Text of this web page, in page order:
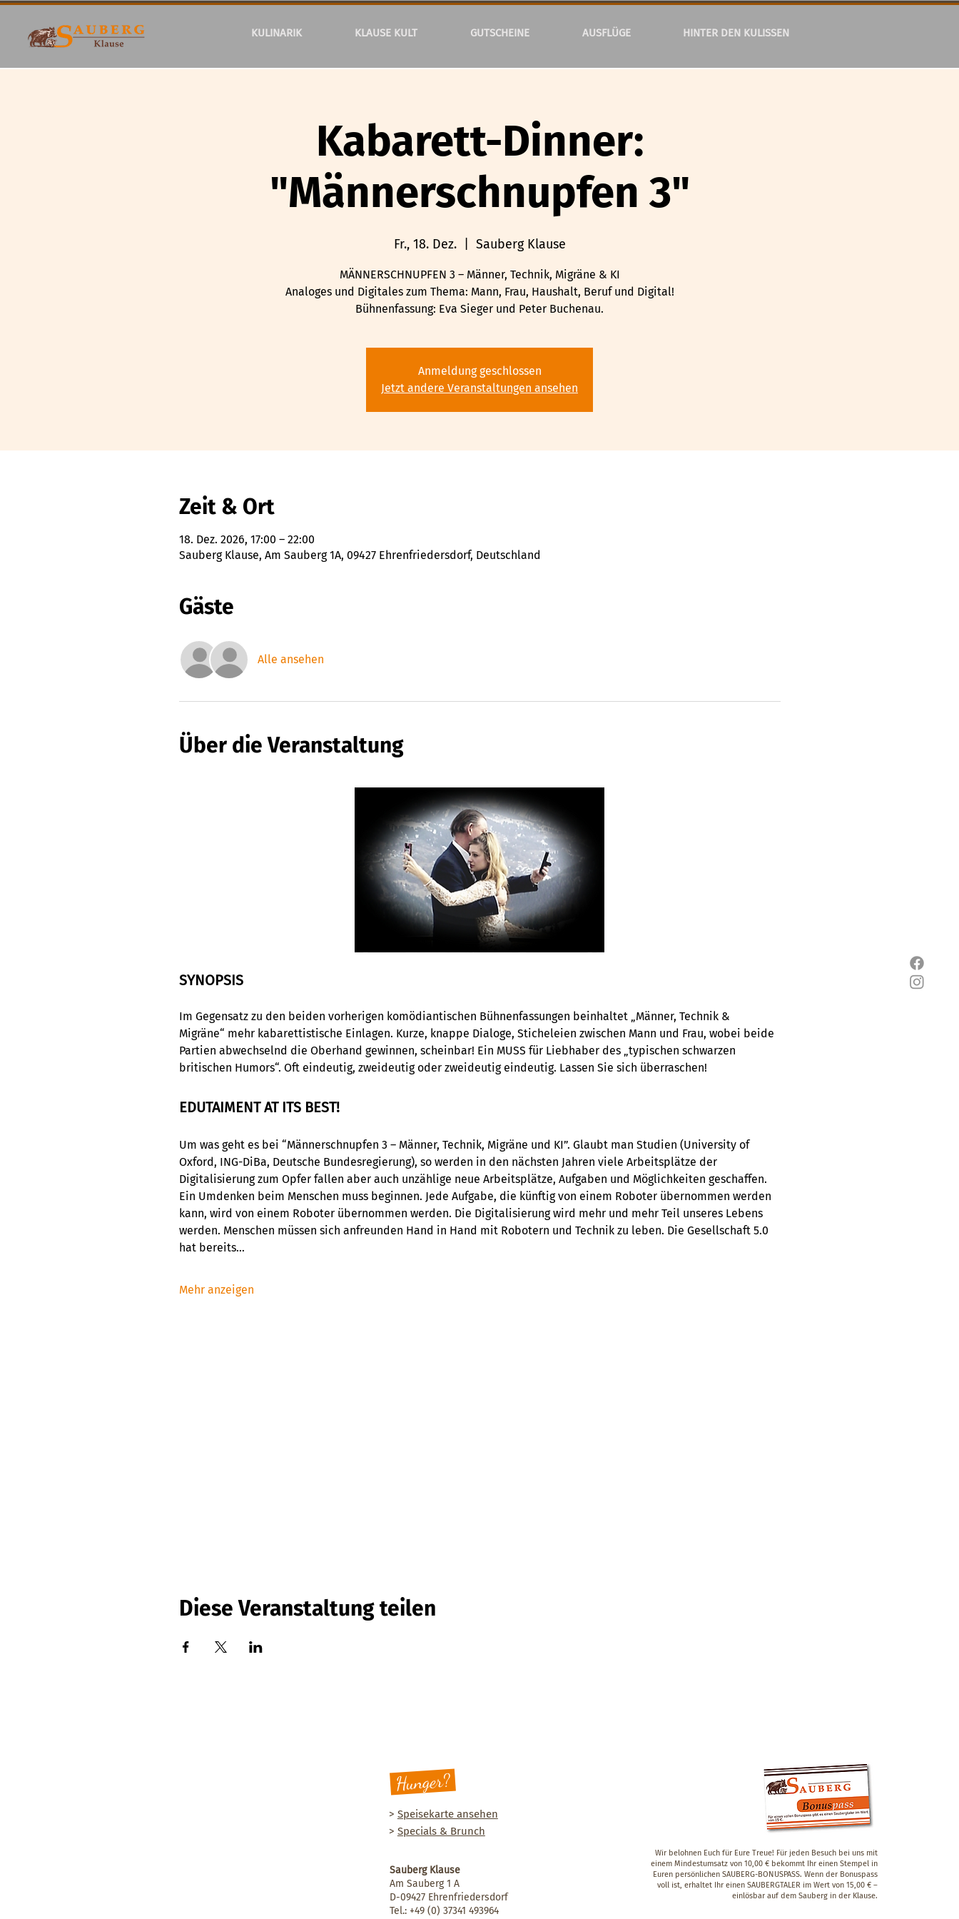
KULINARIK KLAUSE KULT GUTSCHEINE AUSFLÜGE HINTER DEN KULISSEN
Kabarett-Dinner:
"Männerschnupfen 3"
Fr., 18. Dez.
  |
Sauberg Klause
MÄNNERSCHNUPFEN 3 – Männer, Technik, Migräne & KI
Analoges und Digitales zum Thema: Mann, Frau, Haushalt, Beruf und Digital!
Bühnenfassung: Eva Sieger und Peter Buchenau.
Anmeldung geschlossen
Jetzt andere Veranstaltungen ansehen
Zeit & Ort
18. Dez. 2026, 17:00 – 22:00
Sauberg Klause, Am Sauberg 1A, 09427 Ehrenfriedersdorf, Deutschland
Gäste
Alle ansehen
Über die Veranstaltung
SYNOPSIS
Im Gegensatz zu den beiden vorherigen komödiantischen Bühnenfassungen beinhaltet „Männer, Technik &
Migräne“ mehr kabarettistische Einlagen. Kurze, knappe Dialoge, Sticheleien zwischen Mann und Frau, wobei beide
Partien abwechselnd die Oberhand gewinnen, scheinbar! Ein MUSS für Liebhaber des „typischen schwarzen
britischen Humors“. Oft eindeutig, zweideutig oder zweideutig eindeutig. Lassen Sie sich überraschen!
EDUTAIMENT AT ITS BEST!
Um was geht es bei “Männerschnupfen 3 – Männer, Technik, Migräne und KI”. Glaubt man Studien (University of
Oxford, ING-DiBa, Deutsche Bundesregierung), so werden in den nächsten Jahren viele Arbeitsplätze der
Digitalisierung zum Opfer fallen aber auch unzählige neue Arbeitsplätze, Aufgaben und Möglichkeiten geschaffen.
Ein Umdenken beim Menschen muss beginnen. Jede Aufgabe, die künftig von einem Roboter übernommen werden
kann, wird von einem Roboter übernommen werden. Die Digitalisierung wird mehr und mehr Teil unseres Lebens
werden. Menschen müssen sich anfreunden Hand in Hand mit Robotern und Technik zu leben. Die Gesellschaft 5.0
hat bereits…
Mehr anzeigen
Diese Veranstaltung teilen
Hunger?
> Speisekarte ansehen
> Specials & Brunch
Sauberg Klause
Am Sauberg 1 A
D-09427 Ehrenfriedersdorf
Tel.: +49 (0) 37341 493964
Wir belohnen Euch für Eure Treue! Für jeden Besuch bei uns mit
einem Mindestumsatz von 10,00 € bekommt Ihr einen Stempel in
Euren persönlichen SAUBERG-BONUSPASS. Wenn der Bonuspass
voll ist, erhaltet Ihr einen SAUBERGTALER im Wert von 15,00 € –
einlösbar auf dem Sauberg in der Klause.